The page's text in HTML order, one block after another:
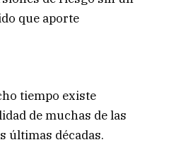
que aporte
tiempo existe
de muchas de las
últimas décadas.